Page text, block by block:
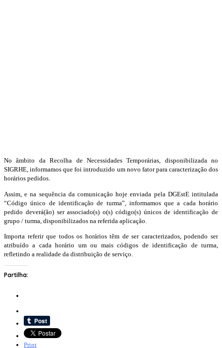
No âmbito da Recolha de Necessidades Temporárias, disponibilizada no
SIGRHE, informamos que foi introduzido um novo fator para caracterização dos
horários pedidos.
Assim, e na sequência da comunicação hoje enviada pela DGEstE intitulada
“Código único de identificação de turma”, informamos que a cada horário
pedido deverá(ão) ser associado(s) o(s) código(s) únicos de identificação de
grupo / turma, disponibilizados na referida aplicação.
Importa referir que todos os horários têm de ser caracterizados, podendo ser
atribuído a cada horário um ou mais códigos de identificação de turma,
refletindo a realidade da distribuição de serviço.
Partilha:
Print